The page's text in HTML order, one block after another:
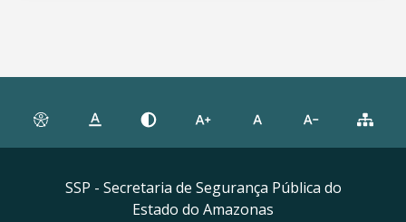
SSP - Secretaria de Segurança Pública do
Estado do Amazonas